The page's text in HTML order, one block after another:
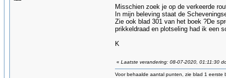
Misschien zoek je op de verkeerde
In mijn beleving staat de
Zie ook blad 301 van het boek ?De
prikkeldraad en plotseling had ik een
K
« Laatste verandering: 08-07-2020, 01:11:30
Voor behaalde aantal punten, zie blad 1 eerste